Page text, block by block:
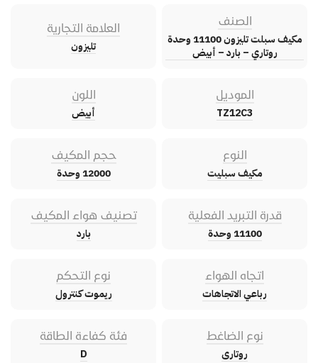
الصنف
مكيف سبلت تليزون 11100 وحدة
روتاري – بارد – أبيض
العلامة التجارية
تليزون
الموديل
TZ12C3
اللون
أبيض
النوع
مكيف سبليت
حجم المكيف
12000 وحدة
قدرة التبريد الفعلية
11100 وحدة
تصنيف هواء المكيف
بارد
اتجاه الهواء
رباعي الاتجاهات
نوع التحكم
ريموت كنترول
نوع الضاغط
روتارى
فئة كفاءة الطاقة
D